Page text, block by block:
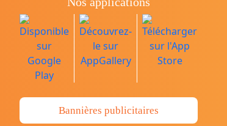
Bannières publicitaires